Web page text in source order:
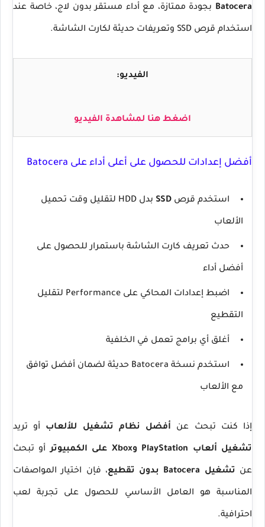
Batocera بجودة ممتازة، مع أداء مستقر بدون لاج، خاصة عند
استخدام قرص SSD وتعريفات حديثة لكارت الشاشة.
الفيديو:
اضغط هنا لمشاهدة الفيديو
أفضل إعدادات للحصول على أعلى أداء على Batocera
استخدم قرص SSD بدل HDD لتقليل وقت تحميل
الألعاب
حدث تعريف كارت الشاشة باستمرار للحصول على
أفضل أداء
اضبط إعدادات المحاكي على Performance لتقليل
التقطيع
أغلق أي برامج تعمل في الخلفية
استخدم نسخة Batocera حديثة لضمان أفضل توافق
مع الألعاب
إذا كنت تبحث عن أفضل نظام تشغيل للألعاب أو تريد
تشغيل ألعاب PlayStation وXbox على الكمبيوتر أو تبحث
عن تشغيل Batocera بدون تقطيع ، فإن اختيار المواصفات
المناسبة هو العامل الأساسي للحصول على تجربة لعب
احترافية.